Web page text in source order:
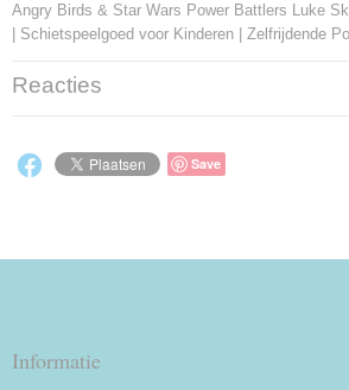
Angry Birds & Star Wars Power Battlers Luke
| Schietspeelgoed voor Kinderen | Zelfrijdende
Reacties
Save
Informatie